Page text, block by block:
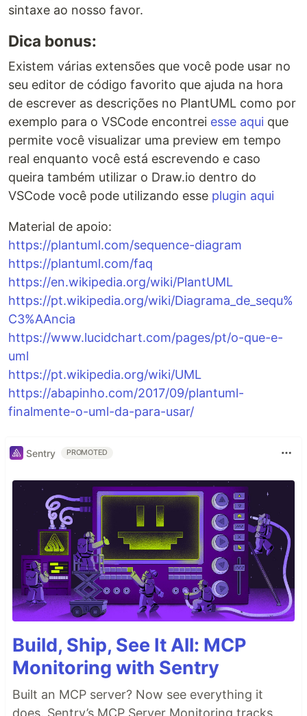
sintaxe ao nosso favor.
Dica bonus:
Existem várias extensões que você pode usar no
seu editor de código favorito que ajuda na hora
de escrever as descrições no PlantUML como por
exemplo para o VSCode encontrei esse aqui que
permite você visualizar uma preview em tempo
real enquanto você está escrevendo e caso
queira também utilizar o Draw.io dentro do
VSCode você pode utilizando esse plugin aqui
Material de apoio:
https://plantuml.com/sequence-diagram
https://plantuml.com/faq
https://en.wikipedia.org/wiki/PlantUML
https://pt.wikipedia.org/wiki/Diagrama_de_sequ%
C3%AAncia
https://www.lucidchart.com/pages/pt/o-que-e-
uml
https://pt.wikipedia.org/wiki/UML
https://abapinho.com/2017/09/plantuml-
finalmente-o-uml-da-para-usar/
Sentry PROMOTED
Build, Ship, See It All: MCP
Monitoring with Sentry
Built an MCP server? Now see everything it